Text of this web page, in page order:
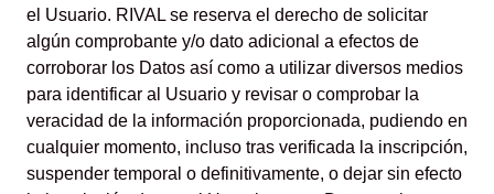
el Usuario. RIVAL se reserva el derecho de solicitar
algún comprobante y/o dato adicional a efectos de
corroborar los Datos así como a utilizar diversos medios
para identificar al Usuario y revisar o comprobar la
veracidad de la información proporcionada, pudiendo en
cualquier momento, incluso tras verificada la inscripción,
suspender temporal o definitivamente, o dejar sin efecto